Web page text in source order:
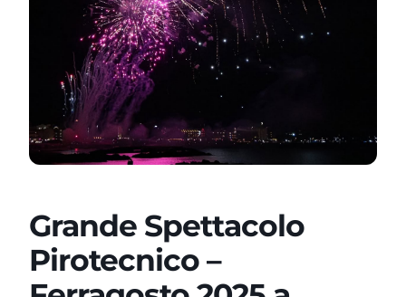
Grande Spettacolo
Pirotecnico –